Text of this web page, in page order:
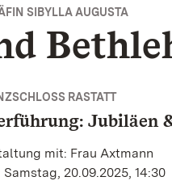
SIBYLLA AUGUSTA
RASTATT
Jubiläen
mit: Frau Axtmann
Samstag, 20.09.2025, 14:30